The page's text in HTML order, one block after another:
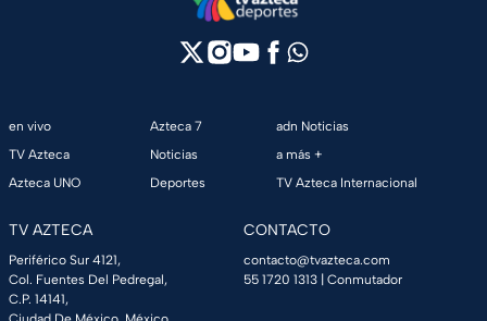
en vivo
TV Azteca
Azteca UNO
Azteca 7
Noticias
Deportes
adn Noticias
a más +
TV Azteca Internacional
TV AZTECA
Periférico Sur 4121,
Col. Fuentes Del Pedregal,
C.P. 14141,
CONTACTO
contacto@tvazteca.com
55 1720 1313 | Conmutador